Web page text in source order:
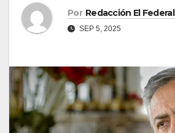
Por Redacción El Federal
SEP 5, 2025